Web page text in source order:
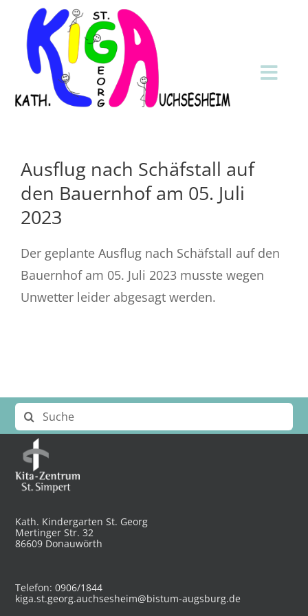
Inhalt
springen
Infos
Anmeldung
Kontakt
Ausflug nach Schäfstall auf
den Bauernhof am 05. Juli
2023
Der geplante Ausflug nach Schäfstall auf den
Bauernhof am 05. Juli 2023 musste wegen
Unwetter leider abgesagt werden.
Suche
nach:
Kath. Kindergarten St. Georg
Mertinger Str. 32
86609 Donauwörth
Telefon: 0906/1844
kiga.st.georg.auchsesheim@bistum-augsburg.de